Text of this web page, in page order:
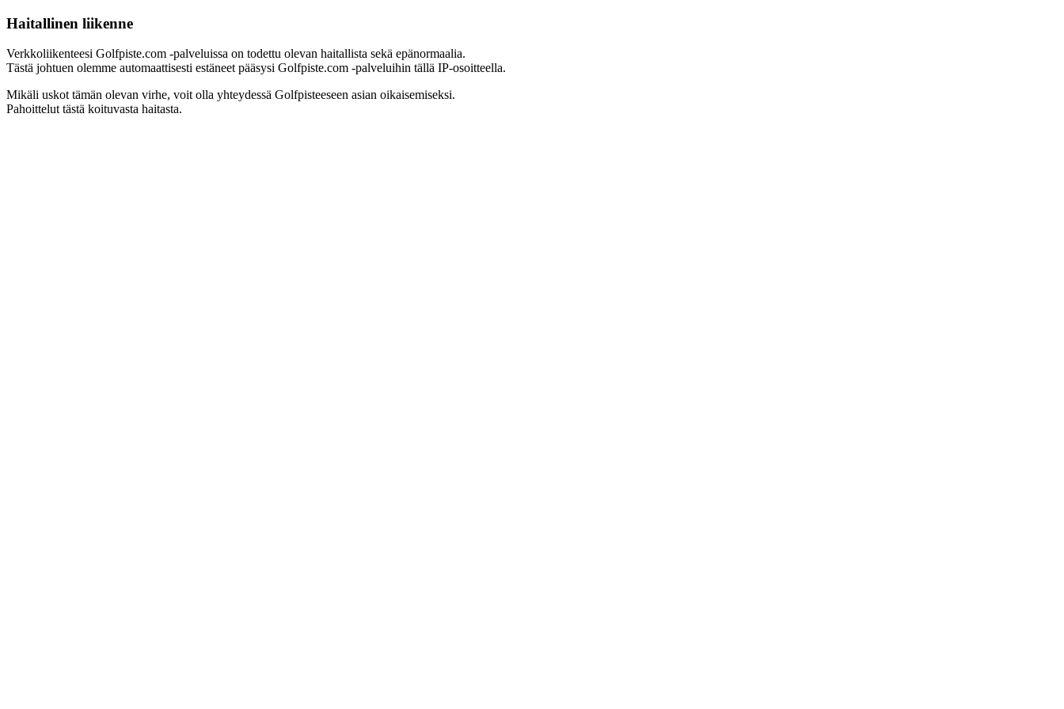
Haitallinen liikenne
Verkkoliikenteesi Golfpiste.com -palveluissa on todettu olevan haitallista sekä epänormaalia.
Tästä johtuen olemme automaattisesti estäneet pääsysi Golfpiste.com -palveluihin tällä IP-osoitteella.
Mikäli uskot tämän olevan virhe, voit olla yhteydessä Golfpisteeseen asian oikaisemiseksi.
Pahoittelut tästä koituvasta haitasta.